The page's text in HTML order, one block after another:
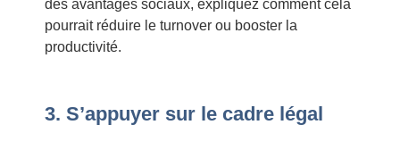
des avantages sociaux, expliquez comment cela
pourrait réduire le turnover ou booster la
productivité.
3. S’appuyer sur le cadre légal